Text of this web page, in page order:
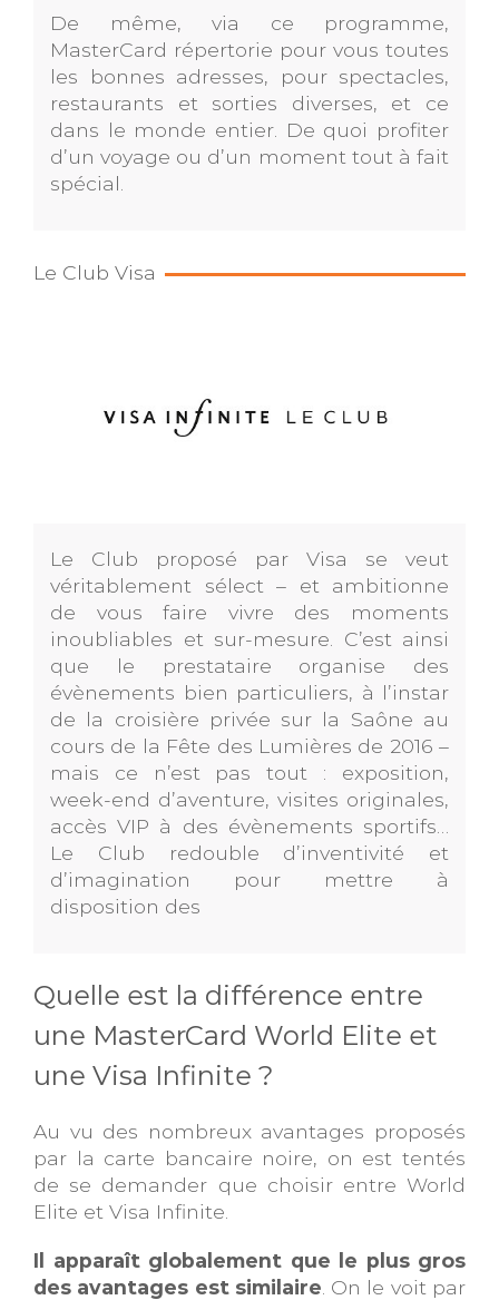
De même, via ce programme,
MasterCard répertorie pour vous toutes
les bonnes adresses, pour spectacles,
restaurants et sorties diverses, et ce
dans le monde entier. De quoi profiter
d’un voyage ou d’un moment tout à fait
spécial.
Le Club Visa
Le Club proposé par Visa se veut
véritablement sélect – et ambitionne
de vous faire vivre des moments
inoubliables et sur-mesure. C’est ainsi
que le prestataire organise des
évènements bien particuliers, à l’instar
de la croisière privée sur la Saône au
cours de la Fête des Lumières de 2016 –
mais ce n’est pas tout : exposition,
week-end d’aventure, visites originales,
accès VIP à des évènements sportifs…
Le Club redouble d’inventivité et
d’imagination pour mettre à
disposition des
Quelle est la différence entre
une MasterCard World Elite et
une Visa Infinite ?
Au vu des nombreux avantages proposés
par la carte bancaire noire, on est tentés
de se demander que choisir entre World
Elite et Visa Infinite.
Il apparaît globalement que le plus gros
des avantages est similaire . On le voit par